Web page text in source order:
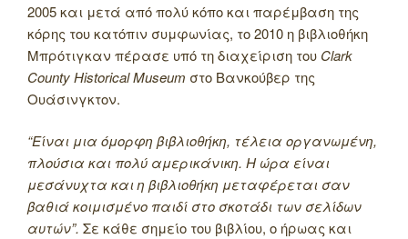
2005 και μετά από πολύ κόπο και παρέμβαση της
κόρης του κατόπιν συμφωνίας, το 2010 η βιβλιοθήκη
Μπρότιγκαν πέρασε υπό τη διαχείριση του Clark
County Historical Museum στο Βανκούβερ της
Ουάσινγκτον.
“Είναι μια όμορφη βιβλιοθήκη, τέλεια οργανωμένη,
πλούσια και πολύ αμερικάνικη. Η ώρα είναι
μεσάνυχτα και η βιβλιοθήκη μεταφέρεται σαν
βαθιά κοιμισμένο παιδί στο σκοτάδι των σελίδων
αυτών”. Σε κάθε σημείο του βιβλίου, ο ήρωας και